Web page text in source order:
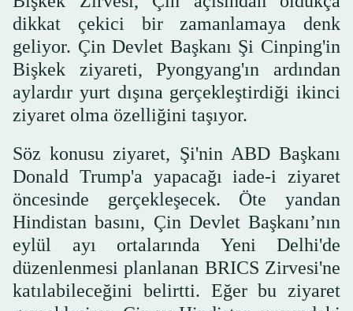
dikkat çekici bir zamanlamaya denk
geliyor. Çin Devlet Başkanı Şi Cinping'in
Bişkek ziyareti, Pyongyang'ın ardından
aylardır yurt dışına gerçekleştirdiği ikinci
ziyaret olma özelliğini taşıyor.
Söz konusu ziyaret, Şi'nin ABD Başkanı
Donald Trump'a yapacağı iade-i ziyaret
öncesinde gerçekleşecek. Öte yandan
Hindistan basını, Çin Devlet Başkanı’nın
eylül ayı ortalarında Yeni Delhi'de
düzenlenmesi planlanan BRICS Zirvesi'ne
katılabileceğini belirtti. Eğer bu ziyaret